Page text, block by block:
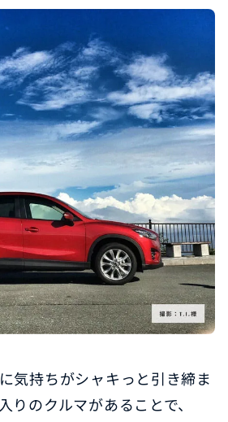
気持ちがシャキっと引き締ま
りのクルマがあることで、